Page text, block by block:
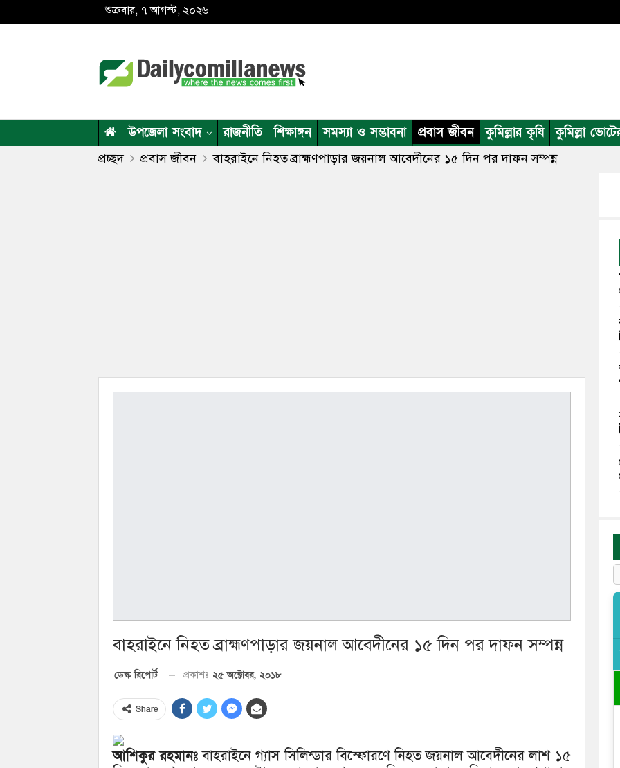
শুক্রবার, ৭ আগস্ট, ২০২৬
উপজেলা সংবাদ রাজনীতি শিক্ষাঙ্গন সমস্যা ও সম্ভাবনা প্রবাস জীবন কুমিল্লার কৃষি কুমিল্লা
প্রচ্ছদ প্রবাস জীবন বাহরাইনে নিহত ব্রাহ্মণপাড়ার জয়নাল আবেদীনের ১৫ দিন পর দাফন সম্পন্ন
বাহরাইনে নিহত ব্রাহ্মণপাড়ার জয়নাল আবেদীনের ১৫ দিন পর দাফন সম্পন্ন
ডেস্ক রিপোর্ট প্রকাশঃ ২৫ অক্টোবর, ২০১৮
Share
আশিকুর রহমানঃ বাহরাইনে গ্যাস সিলিন্ডার বিস্ফোরণে নিহত জয়নাল আবেদীনের লাশ ১৫